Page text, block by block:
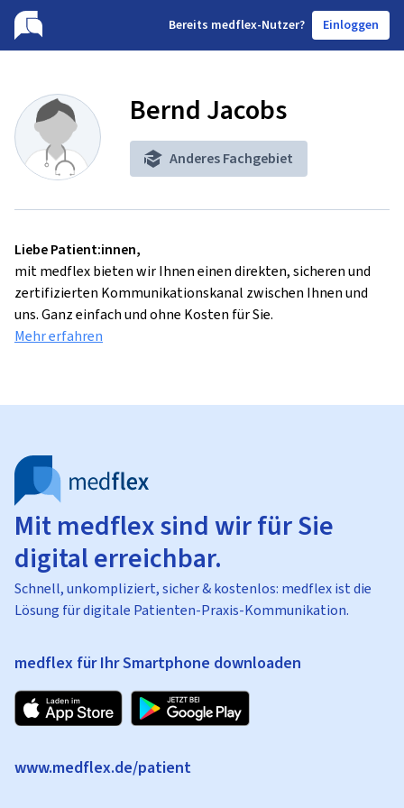
Bereits medflex-Nutzer? Einloggen
Bernd Jacobs
Anderes Fachgebiet
Liebe Patient:innen,
mit medflex bieten wir Ihnen einen direkten, sicheren und
zertifizierten Kommunikationskanal zwischen Ihnen und
uns. Ganz einfach und ohne Kosten für Sie.
Mehr erfahren
Mit medflex sind wir für Sie
digital erreichbar.
Schnell, unkompliziert, sicher & kostenlos: medflex ist die
Lösung für digitale Patienten-Praxis-Kommunikation.
medflex für Ihr Smartphone downloaden
www.medflex.de/patient